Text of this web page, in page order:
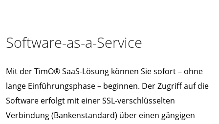
Software-as-a-Service
Mit der TimO® SaaS-Lösung können Sie sofort – ohne
lange Einführungsphase – beginnen. Der Zugriff auf die
Software erfolgt mit einer SSL-verschlüsselten
Verbindung (Bankenstandard) über einen gängigen